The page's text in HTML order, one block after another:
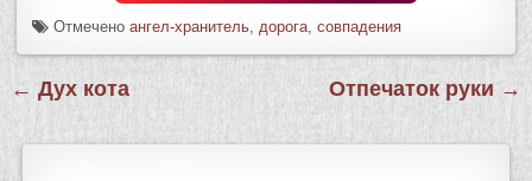
Отмеченоангел-хранитель дорога ,совпадения
Навигация
по
записям
← Дух кота Отпечаток руки →